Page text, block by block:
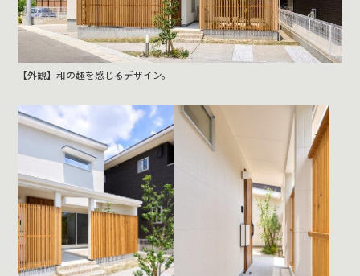
【外観】和の趣を感じるデザイン。